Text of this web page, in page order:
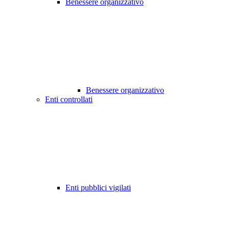
Benessere organizzativo
Benessere organizzativo
Enti controllati
Enti pubblici vigilati